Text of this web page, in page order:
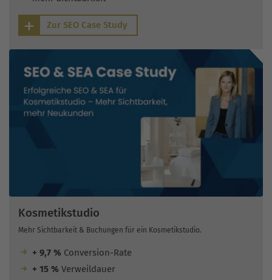
Zur SEO Case Study
Kosmetikstudio
Mehr Sichtbarkeit & Buchungen für ein Kosmetikstudio.
+ 9,7 % Conversion-Rate
+ 15 % Verweildauer